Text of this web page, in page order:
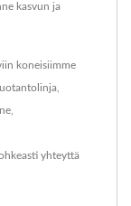
kasvun ja
koneisiimme
yhteyttä